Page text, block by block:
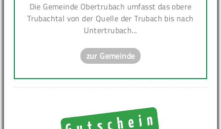
Die Gemeinde Obertrubach umfasst das obere
Trubachtal von der Quelle der Trubach bis nach
Untertrubach...
zur Gemeinde